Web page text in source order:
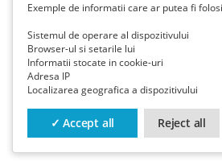
Exemple de informatii care ar putea fi
Sistemul de operare al dispozitivului
Browser-ul si setarile lui
Informatii stocate in cookie-uri
Adresa IP
Localizarea geografica a dispozitivului
✓ Accept all Reject all